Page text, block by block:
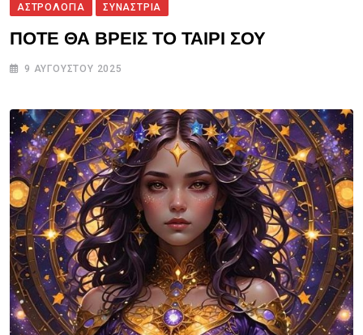
ΑΣΤΡΟΛΟΓΙΑ ΣΥΝΑΣΤΡΙΑ
ΠΟΤΕ ΘΑ ΒΡΕΙΣ ΤΟ ΤΑΙΡΙ ΣΟΥ
9 ΑΥΓΟΎΣΤΟΥ 2025